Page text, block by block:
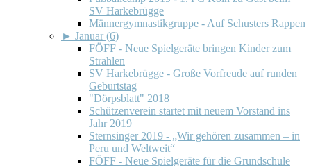
SV Harkebrügge
Männergymnastikgruppe - Auf Schusters Rappen
► Januar (6)
FÖFF - Neue Spielgeräte bringen Kinder zum
Strahlen
SV Harkebrügge - Große Vorfreude auf runden
Geburtstag
"Dörpsblatt" 2018
Schützenverein startet mit neuem Vorstand ins
Jahr 2019
Sternsinger 2019 - „Wir gehören zusammen – in
Peru und Weltweit“
FÖFF - Neue Spielgeräte für die Grundschule